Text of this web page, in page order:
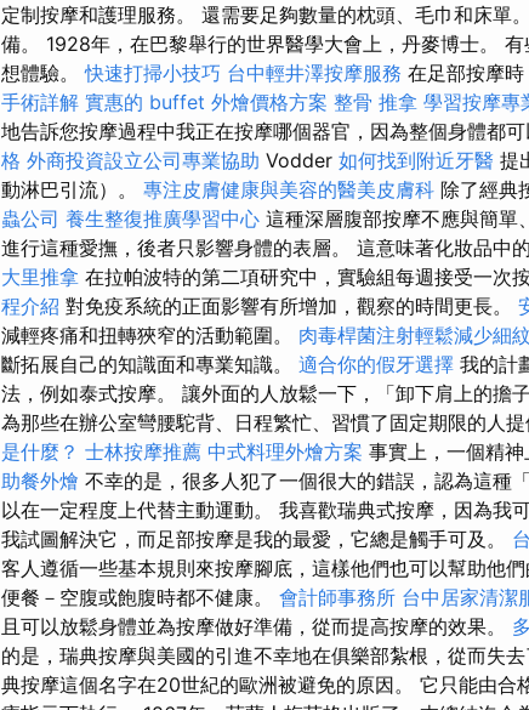
定制按摩和護理服務。 還需要足夠數量的枕頭、毛巾和床單
備。 1928年，在巴黎舉行的世界醫學大會上，丹麥博士。
想體驗。快速打掃小技巧 台中輕井澤按摩服務 在足部按摩
手術詳解 實惠的 buffet 外燴價格方案 整骨 推拿 學習按摩專
地告訴您按摩過程中我正在按摩哪個器官，因為整個身體都
格 外商投資設立公司專業協助 Vodder 如何找到附近牙醫 提
動淋巴引流）。 專注皮膚健康與美容的醫美皮膚科 除了經典
蟲公司 養生整復推廣學習中心 這種深層腹部按摩不應與簡單
進行這種愛撫，後者只影響身體的表層。 這意味著化妝品中
大里推拿 在拉帕波特的第二項研究中，實驗組每週接受一次
程介紹 對免疫系統的正面影響有所增加，觀察的時間更長。
減輕疼痛和扭轉狹窄的活動範圍。 肉毒桿菌注射輕鬆減少細
斷拓展自己的知識面和專業知識。 適合你的假牙選擇 我的計
法，例如泰式按摩。 讓外面的人放鬆一下，「卸下肩上的擔
為那些在辦公室彎腰駝背、日程繁忙、習慣了固定期限的人提
是什麼？ 士林按摩推薦 中式料理外燴方案 事實上，一個精
助餐外燴 不幸的是，很多人犯了一個很大的錯誤，認為這種
以在一定程度上代替主動運動。 我喜歡瑞典式按摩，因為我
我試圖解決它，而足部按摩是我的最愛，它總是觸手可及。
客人遵循一些基本規則來按摩腳底，這樣他們也可以幫助他們
便餐－空腹或飽腹時都不健康。 會計師事務所 台中居家清潔
且可以放鬆身體並為按摩做好準備，從而提高按摩的效果。
的是，瑞典按摩與美國的引進不幸地在俱樂部紮根，從而失去
典按摩這個名字在20世紀的歐洲被避免的原因。 它只能由合